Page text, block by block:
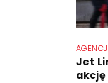
Jet